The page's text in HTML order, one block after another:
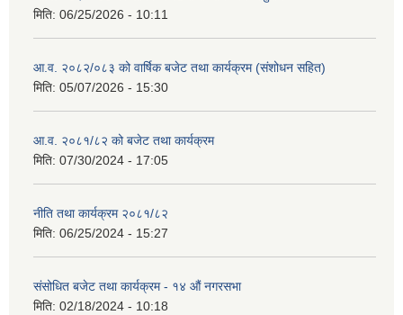
मिति: 06/25/2026 - 10:11
आ.व. २०८२/०८३ को वार्षिक बजेट तथा कार्यक्रम (संशोधन सहित)
मिति: 05/07/2026 - 15:30
आ.व. २०८१/८२ को बजेट तथा कार्यक्रम
मिति: 07/30/2024 - 17:05
नीति तथा कार्यक्रम २०८१/८२
मिति: 06/25/2024 - 15:27
संसोधित बजेट तथा कार्यक्रम - १४ औं नगरसभा
मिति: 02/18/2024 - 10:18